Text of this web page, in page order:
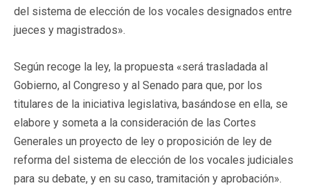
del sistema de elección de los vocales designados entre
jueces y magistrados».
Según recoge la ley, la propuesta «será trasladada al
Gobierno, al Congreso y al Senado para que, por los
titulares de la iniciativa legislativa, basándose en ella, se
elabore y someta a la consideración de las Cortes
Generales un proyecto de ley o proposición de ley de
reforma del sistema de elección de los vocales judiciales
para su debate, y en su caso, tramitación y aprobación».